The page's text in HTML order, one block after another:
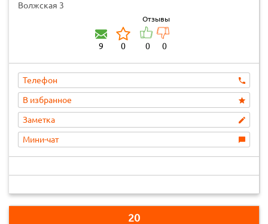
Волжская 3
9 0
Отзывы
0 0
Телефон
В избранное
Заметка
Мини-чат
20